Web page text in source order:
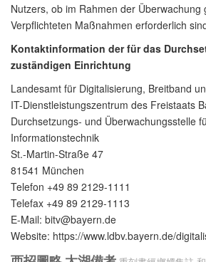
Nutzers, ob im Rahmen der Überwachung
Verpflichteten Maßnahmen erforderlich
Kontaktinformation der für das
zuständigen Einrichtung
Landesamt für Digitalisierung, Breitband
IT-Dienstleistungszentrum des Freistaats
Durchsetzungs- und Überwachungsstelle
Informationstechnik
St.-Martin-Straße 47
81541 München
Telefon +49 89 2129-1111
Telefax +49 89 2129-1113
E-Mail: bitv@bayern.de
Website: https://www.ldbv.bayern.de/